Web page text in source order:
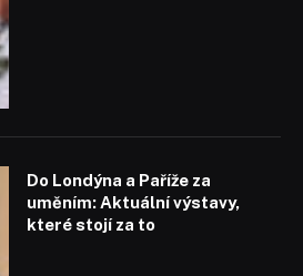
Do Londýna a Paříže za
uměním: Aktuální výstavy,
které stojí za to